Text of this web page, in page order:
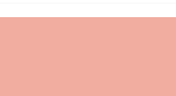
voies du GPS